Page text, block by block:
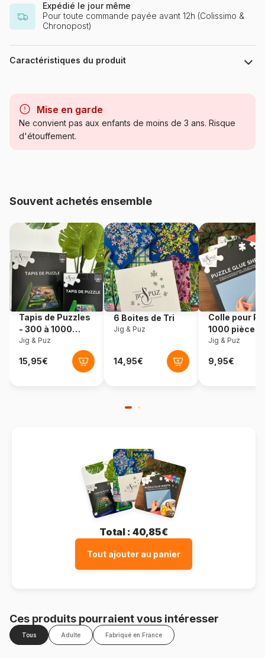
Expédié le jour même
Pour toute commande payée avant 12h (Colissimo &
Chronopost)
Caractéristiques du produit
Catégorie Puzzles - Campagne
Référence Schmidt-Spiele-58223
EAN 4001504582234
Nombre de pièces 500 pièces
Dimensions 48 x 34 cm
Mise en garde
Ne convient pas aux enfants de moins de 3 ans. Risque
d'étouffement.
Souvent achetés ensemble
Tapis de Puzzles
- 300 à 1000
pièces
Jig & Puz
6 Boites de Tri
Jig & Puz
Colle pour
1000 pièces
Jig & Puz
Total : 40,85€
Tout ajouter au panier
Ces produits pourraient vous intéresser
Tous Adulte Fabriqué en France